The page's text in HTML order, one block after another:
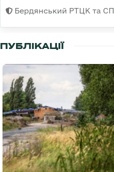
Бердянський РТЦК та СП
ПУБЛІКАЦІЇ